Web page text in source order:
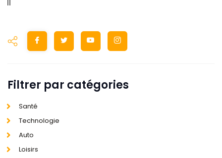
Filtrer par catégories
Santé
Technologie
Auto
Loisirs